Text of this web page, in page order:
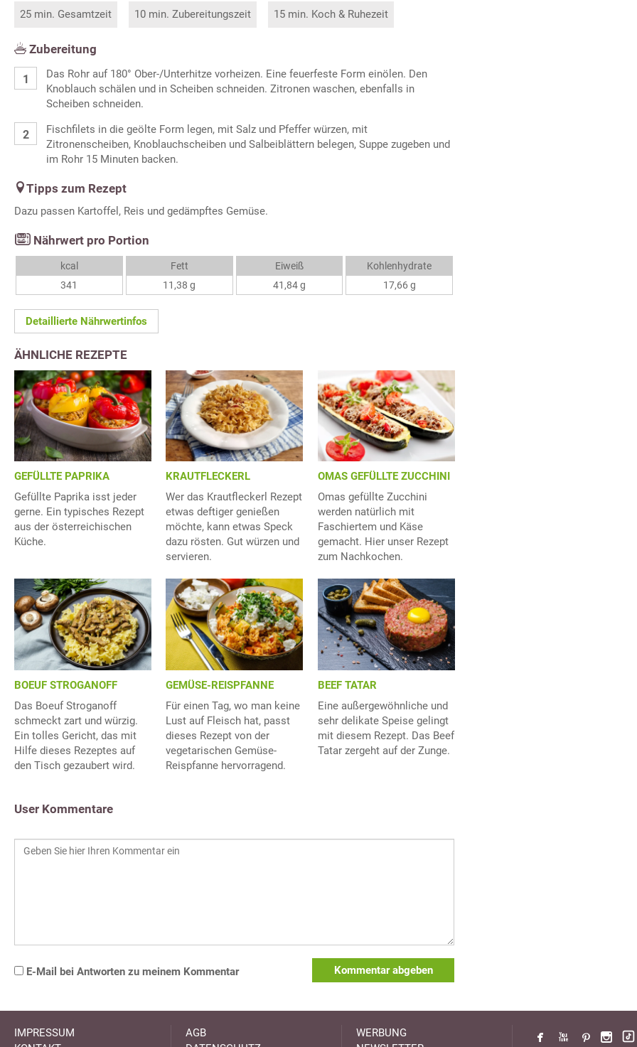
25 min. Gesamtzeit 10 min. Zubereitungszeit 15 min. Koch & Ruhezeit
Zubereitung
Das Rohr auf 180° Ober-/Unterhitze vorheizen. Eine feuerfeste Form einölen. Den
Knoblauch schälen und in Scheiben schneiden. Zitronen waschen, ebenfalls in
Scheiben schneiden.
Fischfilets in die geölte Form legen, mit Salz und Pfeffer würzen, mit
Zitronenscheiben, Knoblauchscheiben und Salbeiblättern belegen, Suppe zugeben und
im Rohr 15 Minuten backen.
Tipps zum Rezept
Dazu passen Kartoffel, Reis und gedämpftes Gemüse.
Nährwert pro Portion
kcal
341
Fett
11,38 g
Eiweiß
41,84 g
Kohlenhydrate
17,66 g
Detaillierte Nährwertinfos
ÄHNLICHE REZEPTE
GEFÜLLTE PAPRIKA
Gefüllte Paprika isst jeder
gerne. Ein typisches Rezept
aus der österreichischen
Küche.
KRAUTFLECKERL
Wer das Krautfleckerl Rezept
etwas deftiger genießen
möchte, kann etwas Speck
dazu rösten. Gut würzen und
servieren.
OMAS GEFÜLLTE ZUCCHINI
Omas gefüllte Zucchini
werden natürlich mit
Faschiertem und Käse
gemacht. Hier unser Rezept
zum Nachkochen.
BOEUF STROGANOFF
Das Boeuf Stroganoff
schmeckt zart und würzig.
Ein tolles Gericht, das mit
Hilfe dieses Rezeptes auf
den Tisch gezaubert wird.
GEMÜSE-REISPFANNE
Für einen Tag, wo man keine
Lust auf Fleisch hat, passt
dieses Rezept von der
vegetarischen Gemüse-
Reispfanne hervorragend.
BEEF TATAR
Eine außergewöhnliche und
sehr delikate Speise gelingt
mit diesem Rezept. Das Beef
Tatar zergeht auf der Zunge.
User Kommentare
E-Mail bei Antworten zu meinem Kommentar Kommentar abgeben
IMPRESSUM
AGB
WERBUNG